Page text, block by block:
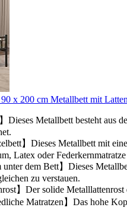
x 200 cm Metallbett mit
Dieses Metallbett besteht aus
】Dieses Metallbett mit
Latex oder
unter dem Bett】Dieses
zu verstauen.
】Der solide
Matratzen】Das hohe